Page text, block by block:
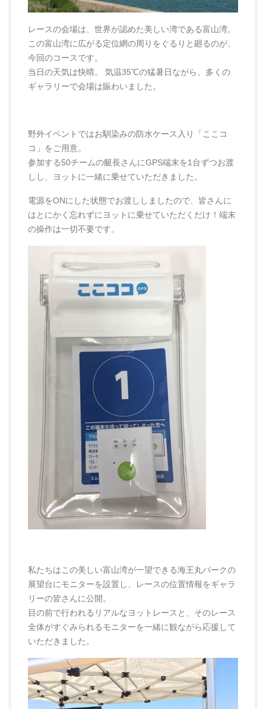
レースの会場は、世界が認めた美しい湾である富山湾。
この富山湾に広がる定位網の周りをぐるりと廻るのが、
今回のコースです。
当日の天気は快晴。 気温35℃の猛暑日ながら、多くの
ギャラリーで会場は賑わいました。
野外イベントではお馴染みの防水ケース入り「ここコ
コ」をご用意。
参加する50チームの艇長さんにGPS端末を1台ずつお渡
しし、ヨットに一緒に乗せていただきました。
電源をONにした状態でお渡ししましたので、皆さんに
はとにかく忘れずにヨットに乗せていただくだけ！端末
の操作は一切不要です。
私たちはこの美しい富山湾が一望できる海王丸パークの
展望台にモニターを設置し、レースの位置情報をギャラ
リーの皆さんに公開。
目の前で行われるリアルなヨットレースと、そのレース
全体がすぐみられるモニターを一緒に観ながら応援して
いただきました。